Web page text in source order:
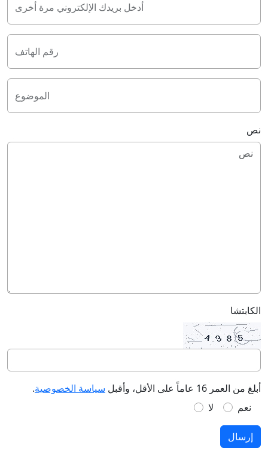
أدخل بريدك الإلكتروني مرة أخرى
رقم الهاتف
الموضوع
نص
الكابتشا
أبلغ من العمر 16 عاماً على الأقل، وأقبل سياسة الخصوصية.
نعم
لا
إرسال